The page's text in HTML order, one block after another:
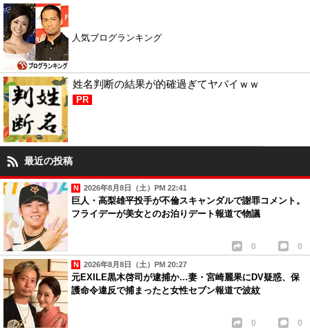
人気ブログランキング
姓名判断の結果が的確過ぎてヤバイｗｗ
PR
最近の投稿
2026年8月8日（土）PM 22:41
巨人・高梨雄平投手が不倫スキャンダルで謝罪コメント。
フライデーが美女とのお泊りデート報道で物議
0 0
2026年8月8日（土）PM 20:27
元EXILE黒木啓司が逮捕か…妻・宮崎麗果にDV疑惑、保
護命令違反で捕まったと女性セブン報道で波紋
0 0